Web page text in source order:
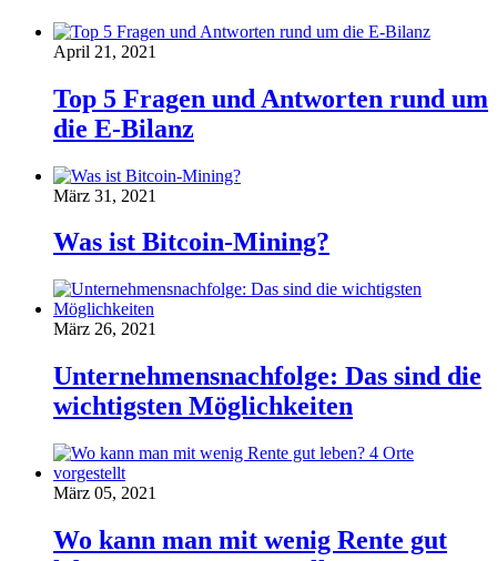
April 21, 2021
Top 5 Fragen und Antworten rund um
die E-Bilanz
März 31, 2021
Was ist Bitcoin-Mining?
März 26, 2021
Unternehmensnachfolge: Das sind die
wichtigsten Möglichkeiten
März 05, 2021
Wo kann man mit wenig Rente gut